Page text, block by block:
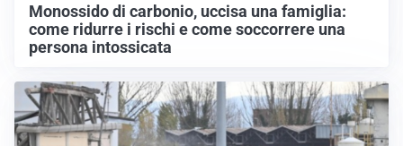
Monossido di carbonio, uccisa una famiglia:
come ridurre i rischi e come soccorrere una
persona intossicata